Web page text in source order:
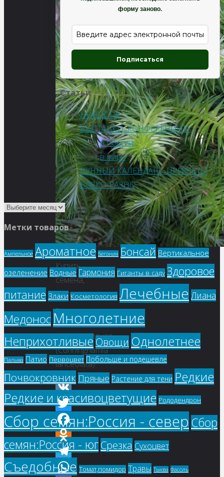
Купить
семена,
растение
–
Куннингамия
ланцетовидная
(Cunninghamia
lanceolata)
VK
Twitter
Facebook
Odnoklassniki
Telegram
форму заново.
Подписаться
Статьи
НОВОСТИ
ВЫСТАВКИ, КОНФЕРЕНЦИИ
в России
в мире
ЛУННЫЙ КАЛЕНДАРЬ. ПРИМЕТЫ
ВСЯКО-РАЗНО
Метки товаров
Ампельное Ароматное Бегония Бонсай Вертикальное
озеленение Водные Гармония Гиганты в саду Здоровое
питание Злаки Косметология Лечебные Лиана
МедоносМноголетние
Неприхотливые Овощи Однолетнее
Пальма Патио Первоцвет Побольше и подешевле
Почвокровник Пряные Растение для тени Редкие
Редкие и красивоцветущие Рододендрон
Сбор семян:Россия - северСбор
семян:Россия - югСрезка Сухоцвет
Съедобные Томат,помидор Травы Тыква Фасоль